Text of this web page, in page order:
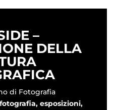
–
DELLA
di Fotografia
esposizioni,